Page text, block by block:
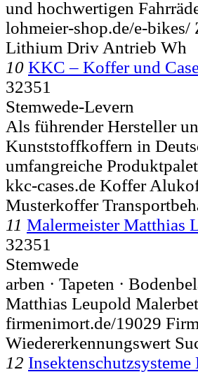
und hochwertigen
lohmeier-shop.de/e-
Lithium Driv Antrieb Wh
10 KKC – Koffer und
32351
Stemwede-Levern
Als führender Hersteller
Kunststoffkoffern in
umfangreiche
kkc-cases.de Koffer
Musterkoffer
11 Malermeister Matthias
32351
Stemwede
arben · Tapeten ·
Matthias Leupold
firmenimort.de/19029
Wiedererkennungswert
12 Insektenschutzsysteme